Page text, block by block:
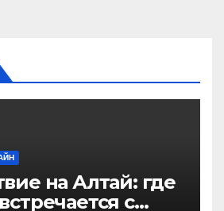
на Алтай: где
с